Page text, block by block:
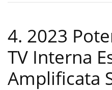
4. 2023
TV Interna
Amplificata